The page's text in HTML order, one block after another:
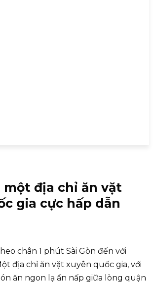
một địa chỉ ăn vặt
gia cực hấp dẫn
chân 1 phút Sài Gòn đến với
địa chỉ ăn vặt xuyên quốc gia, với
ăn ngon lạ ẩn nấp giữa lòng quận